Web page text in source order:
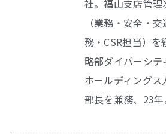
社。福山支店管
（業務・安全・
務・CSR担当）
略部ダイバーシ
ホールディング
部長を兼務、23年